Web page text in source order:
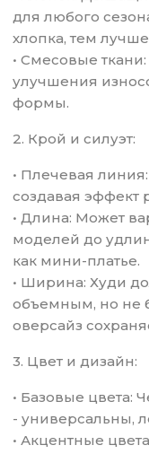
для любого
хлопка, тем
• Смесовые
улучшения
формы.
2. Крой и силуэт:
• Плечевая
создавая эффект
• Длина: Может
моделей до
как мини-платье.
• Ширина: Худи
объемным, но не
оверсайз
3. Цвет и дизайн:
• Базовые цвета:
- универсальны,
• Акцентные